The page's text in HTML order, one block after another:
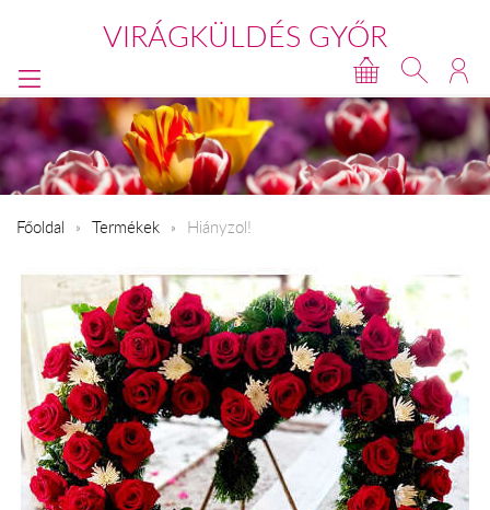
VIRÁGKÜLDÉS GYŐR
Főoldal Termékek Hiányzol!